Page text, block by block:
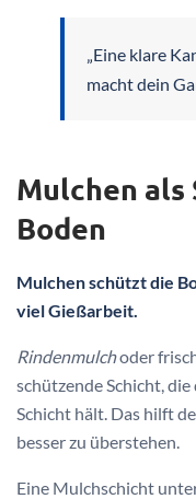
„Eine klare
macht dein
Mulchen als
Boden
Mulchen schützt die
viel Gießarbeit.
Rindenmulchoder
schützende Schicht,
Schicht hält. Das hilft
besser zu überstehen.
Eine Mulchschicht